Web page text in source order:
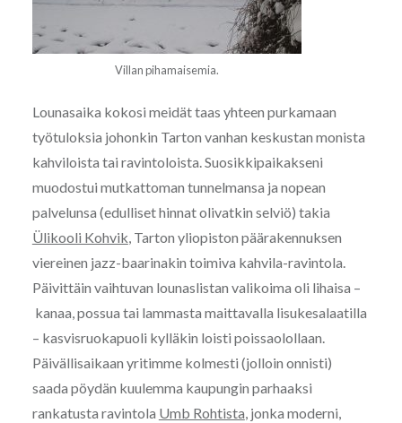
Villan pihamaisemia.
Lounasaika kokosi meidät taas yhteen purkamaan
työtuloksia johonkin Tarton vanhan keskustan monista
kahviloista tai ravintoloista. Suosikkipaikakseni
muodostui mutkattoman tunnelmansa ja nopean
palvelunsa (edulliset hinnat olivatkin selviö) takia
Ülikooli Kohvik, Tarton yliopiston päärakennuksen
viereinen jazz-baarinakin toimiva kahvila-ravintola.
Päivittäin vaihtuvan lounaslistan valikoima oli lihaisa –
kanaa, possua tai lammasta maittavalla lisukesalaatilla
– kasvisruokapuoli kylläkin loisti poissaolollaan.
Päivällisaikaan yritimme kolmesti (jolloin onnisti)
saada pöydän kuulemma kaupungin parhaaksi
rankatusta ravintola Umb Rohtista, jonka moderni,